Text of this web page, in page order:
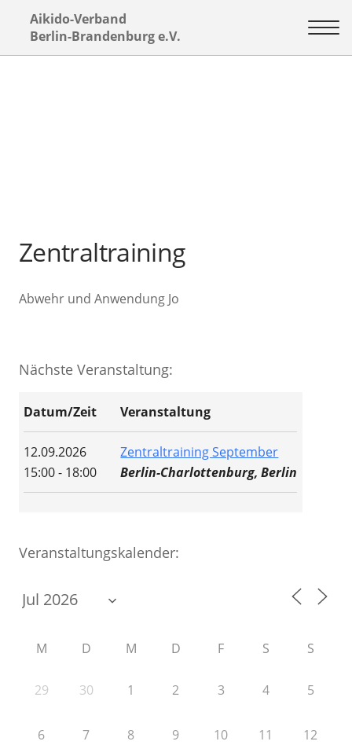
Aikido-Verband
Berlin-Brandenburg e.V.
Zentraltraining
Abwehr und Anwendung Jo
Nächste Veranstaltung:
Datum/Zeit Veranstaltung
12.09.2026
15:00 - 18:00
Zentraltraining September
Berlin-Charlottenburg, Berlin
Veranstaltungskalender:
M D M D F S S
29 30 1 2 3 4 5
6 7 8 9 10 11 12